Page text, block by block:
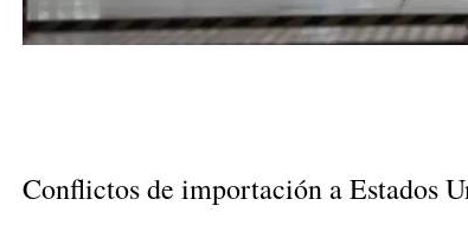
Conflictos de importación a Estados